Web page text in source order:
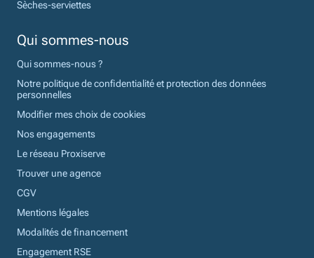
Sèches-serviettes
Qui sommes-nous
Qui sommes-nous ?
Notre politique de confidentialité et protection des données
personnelles
Modifier mes choix de cookies
Nos engagements
Le réseau Proxiserve
Trouver une agence
CGV
Mentions légales
Modalités de financement
Engagement RSE